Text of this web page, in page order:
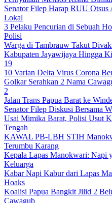
Senator Filep Harap RUU
Lokal
3 Pelaku Pencurian di Sebuah
Polisi
Warga di Tambrauw Takut
Kabupaten Jayawijaya Hingga
19
10 Varian Delta Virus Corona
Golkar Serahkan 2 Nama
2
Jalan Trans Papua Barat ke
Senator Filep Diskusi Bersama
Usai Mimika Barat, Polisi Usut
Tengah
KAWAL PB-LBH STIH
Terumbu Karang
Kepala Lapas Manokwari: Napi
Keluarga
Kabar Napi Kabur dari Lapas
Hoaks
Koalisi Papua Bangkit Jilid 2
Cawagub